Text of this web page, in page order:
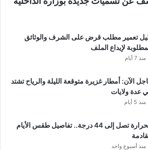
تعمير مطلب قرض على الشرف والوثائق
لإيداع الملف
منذ 7 أيام
الآن: أمطار غزيرة متوقعة الليلة والرياح تشتد
عدة ولايات
منذ 5 أيام
الحرارة تصل إلى 44 درجة.. تفاصيل طقس الأيام
منذ أسبوع واحد